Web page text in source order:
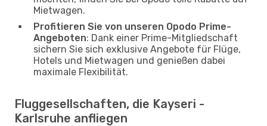
Mietwagen.
Profitieren Sie von unseren Opodo Prime-
Angeboten: Dank einer Prime-Mitgliedschaft
sichern Sie sich exklusive Angebote für Flüge,
Hotels und Mietwagen und genießen dabei
maximale Flexibilität.
Fluggesellschaften, die Kayseri -
Karlsruhe anfliegen